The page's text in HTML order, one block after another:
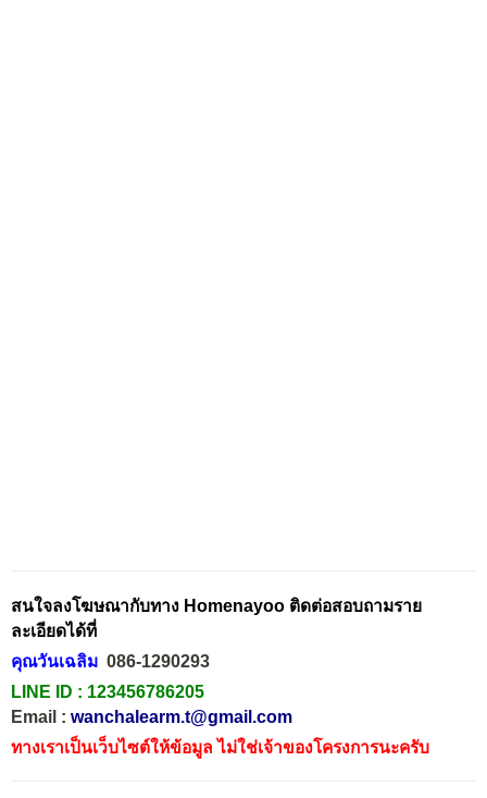
สนใจลงโฆษณากับทาง Homenayoo ติดต่อสอบถามราย
ละเอียดได้ที่
คุณวันเฉลิม 086-1290293
LINE ID : 123456786205
Email : wanchalearm.t@gmail.com
ทางเราเป็นเว็บไซต์ให้ข้อมูล ไม่ใช่เจ้าของโครงการนะครับ